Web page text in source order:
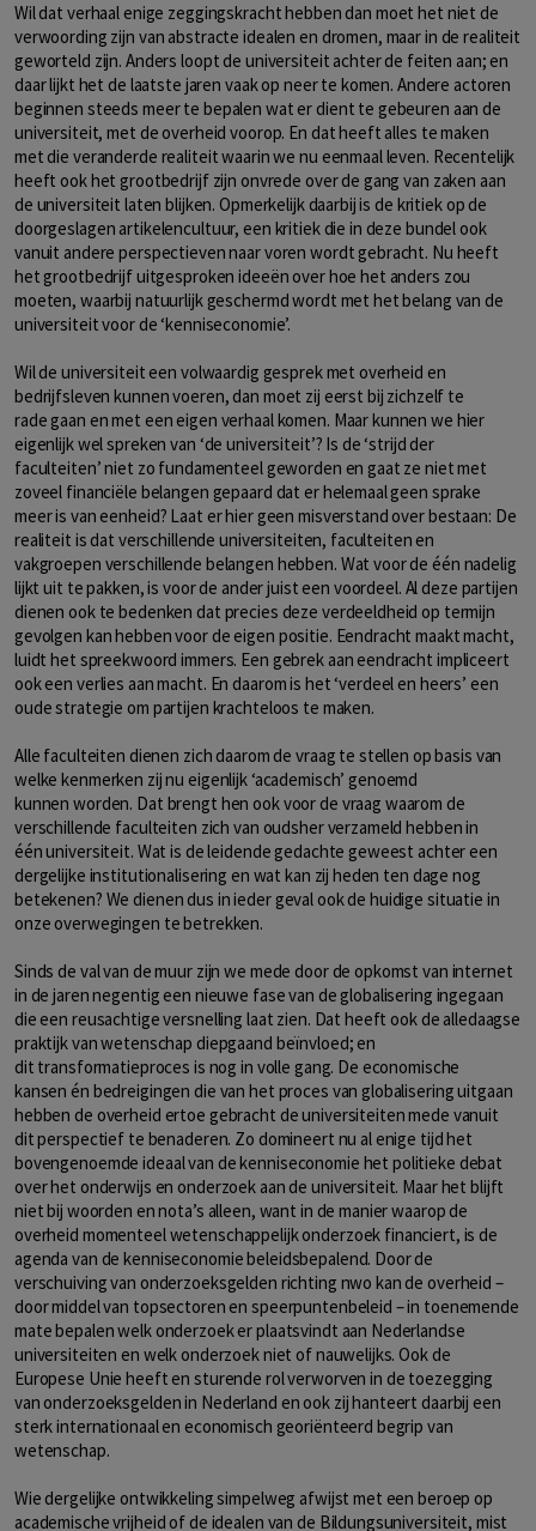
Wil dat verhaal enige zeggingskracht hebben dan moet het niet de
verwoording zijn van abstracte idealen en dromen, maar in de realiteit
geworteld zijn. Anders loopt de universiteit achter de feiten aan; en
daar lijkt het de laatste jaren vaak op neer te komen. Andere actoren
beginnen steeds meer te bepalen wat er dient te gebeuren aan de
universiteit, met de overheid voorop. En dat heeft alles te maken
met die veranderde realiteit waarin we nu eenmaal leven. Recentelijk
heeft ook het grootbedrijf zijn onvrede over de gang van zaken aan
de universiteit laten blijken. Opmerkelijk daarbij is de kritiek op de
doorgeslagen artikelencultuur, een kritiek die in deze bundel ook
vanuit andere perspectieven naar voren wordt gebracht. Nu heeft
het grootbedrijf uitgesproken ideeën over hoe het anders zou
moeten, waarbij natuurlijk geschermd wordt met het belang van de
universiteit voor de ‘kenniseconomie’.
Wil de universiteit een volwaardig gesprek met overheid en
bedrijfsleven kunnen voeren, dan moet zij eerst bij zichzelf te
rade gaan en met een eigen verhaal komen. Maar kunnen we hier
eigenlijk wel spreken van ‘de universiteit’? Is de ‘strijd der
faculteiten’ niet zo fundamenteel geworden en gaat ze niet met
zoveel financiële belangen gepaard dat er helemaal geen sprake
meer is van eenheid? Laat er hier geen misverstand over bestaan: De
realiteit is dat verschillende universiteiten, faculteiten en
vakgroepen verschillende belangen hebben. Wat voor de één nadelig
lijkt uit te pakken, is voor de ander juist een voordeel. Al deze partijen
dienen ook te bedenken dat precies deze verdeeldheid op termijn
gevolgen kan hebben voor de eigen positie. Eendracht maakt macht,
luidt het spreekwoord immers. Een gebrek aan eendracht impliceert
ook een verlies aan macht. En daarom is het ‘verdeel en heers’ een
oude strategie om partijen krachteloos te maken.
Alle faculteiten dienen zich daarom de vraag te stellen op basis van
welke kenmerken zij nu eigenlijk ‘academisch’ genoemd
kunnen worden. Dat brengt hen ook voor de vraag waarom de
verschillende faculteiten zich van oudsher verzameld hebben in
één universiteit. Wat is de leidende gedachte geweest achter een
dergelijke institutionalisering en wat kan zij heden ten dage nog
betekenen? We dienen dus in ieder geval ook de huidige situatie in
onze overwegingen te betrekken.
Sinds de val van de muur zijn we mede door de opkomst van internet
in de jaren negentig een nieuwe fase van de globalisering ingegaan
die een reusachtige versnelling laat zien. Dat heeft ook de alledaagse
praktijk van wetenschap diepgaand beïnvloed; en
dit transformatieproces is nog in volle gang. De economische
kansen én bedreigingen die van het proces van globalisering uitgaan
hebben de overheid ertoe gebracht de universiteiten mede vanuit
dit perspectief te benaderen. Zo domineert nu al enige tijd het
bovengenoemde ideaal van de kenniseconomie het politieke debat
over het onderwijs en onderzoek aan de universiteit. Maar het blijft
niet bij woorden en nota’s alleen, want in de manier waarop de
overheid momenteel wetenschappelijk onderzoek financiert, is de
agenda van de kenniseconomie beleidsbepalend. Door de
verschuiving van onderzoeksgelden richting nwo kan de overheid –
door middel van topsectoren en speerpuntenbeleid – in toenemende
mate bepalen welk onderzoek er plaatsvindt aan Nederlandse
universiteiten en welk onderzoek niet of nauwelijks. Ook de
Europese Unie heeft en sturende rol verworven in de toezegging
van onderzoeksgelden in Nederland en ook zij hanteert daarbij een
sterk internationaal en economisch georiënteerd begrip van
wetenschap.
Wie dergelijke ontwikkeling simpelweg afwijst met een beroep op
academische vrijheid of de idealen van de Bildungsuniversiteit, mist